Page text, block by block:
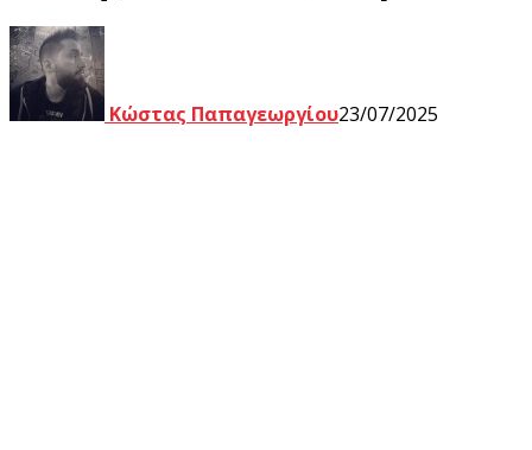
Κώστας Παπαγεωργίου23/07/2025